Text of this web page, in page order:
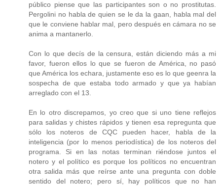
público piense que las participantes son o no prostitutas.
Pergolini no habla de quien se le da la gaan, habla mal del
que le conviene hablar mal, pero después en cámara no se
anima a mantanerlo.
Con lo que decís de la censura, están diciendo más a mi
favor, fueron ellos lo que se fueron de América, no pasó
que América los echara, justamente eso es lo que geenra la
sospecha de que estaba todo armado y que ya habían
arreglado con el 13.
En lo otro discrepamos, yo creo que si uno tiene reflejos
para salidas y chistes rápidos y tienen esa repregunta que
sólo los noteros de CQC pueden hacer, habla de la
inteligencia (por lo menos periodística) de los noteros del
programa. Si en las notas terminan riéndose juntos el
notero y el político es porque los políticos no encuentran
otra salida más que reírse ante una pregunta con doble
sentido del notero; pero sí, hay políticos que no han